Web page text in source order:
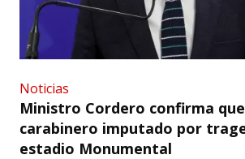
Noticias
Ministro Cordero confirma
carabinero imputado por
estadio Monumental